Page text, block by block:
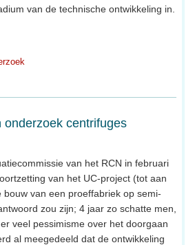
van de technische ontwikkeling in.
onderzoek centrifuges
van het RCN in februari
van het UC-project (tot aan
bouw van een proeffabriek op semi-
zou zijn; 4 jaar zo schatte men,
veel pessimisme over het doorgaan
al meegedeeld dat de ontwikkeling